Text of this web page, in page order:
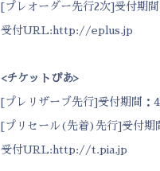
[プレオーダー先行2次]受付期
受付URL: http://eplus.jp
<チケットぴあ>
[プレリザーブ先行]受付期間
[プリセール(先着)先行]受付
受付URL: http://t.pia.jp